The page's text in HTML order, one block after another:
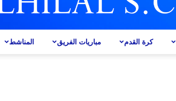
المناشط مباريات الفريق كرة القدم